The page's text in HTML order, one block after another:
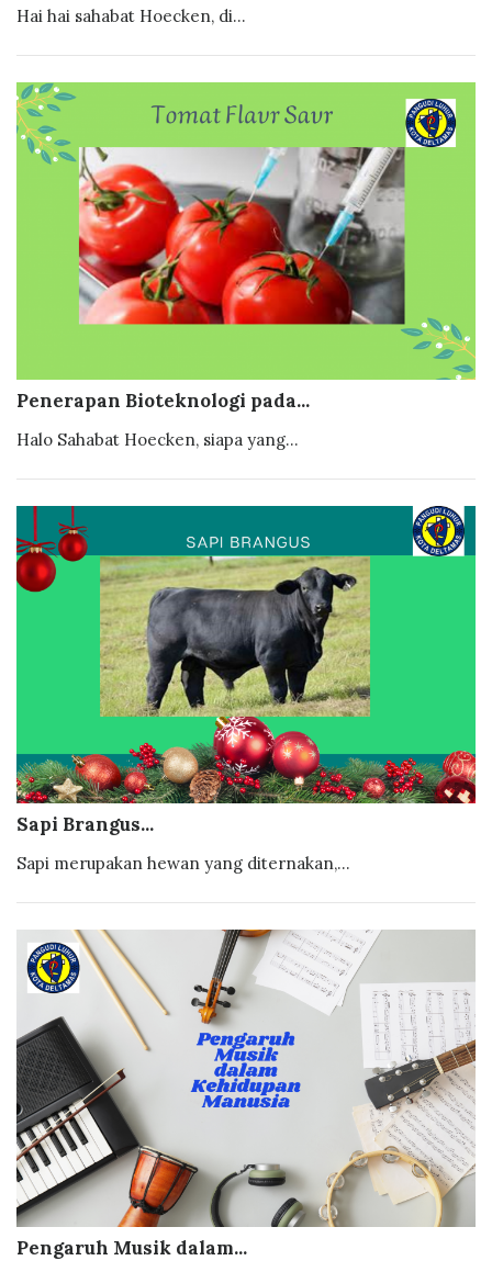
Hai hai sahabat Hoecken, di...
Penerapan Bioteknologi pada...
Halo Sahabat Hoecken, siapa yang...
Sapi Brangus...
Sapi merupakan hewan yang diternakan,...
Pengaruh Musik dalam...